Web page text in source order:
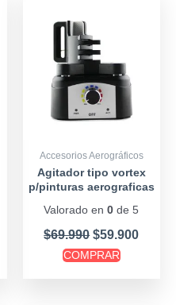
Accesorios Aerográficos
Agitador tipo vortex
p/pinturas aerograficas
Valorado en0 de 5
$69.990
$69.990.
$59.900
COMPRAR